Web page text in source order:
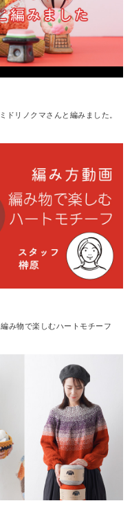
ドリノクマさんと編みました。
み物で楽しむハートモチーフ